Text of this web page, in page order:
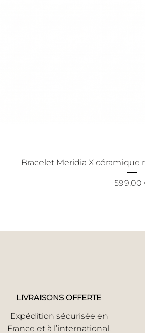
Bracelet Meridia X céramique
Prix
599,00
LIVRAISONS OFFERTE
Expédition sécurisée en
France et à l’international.